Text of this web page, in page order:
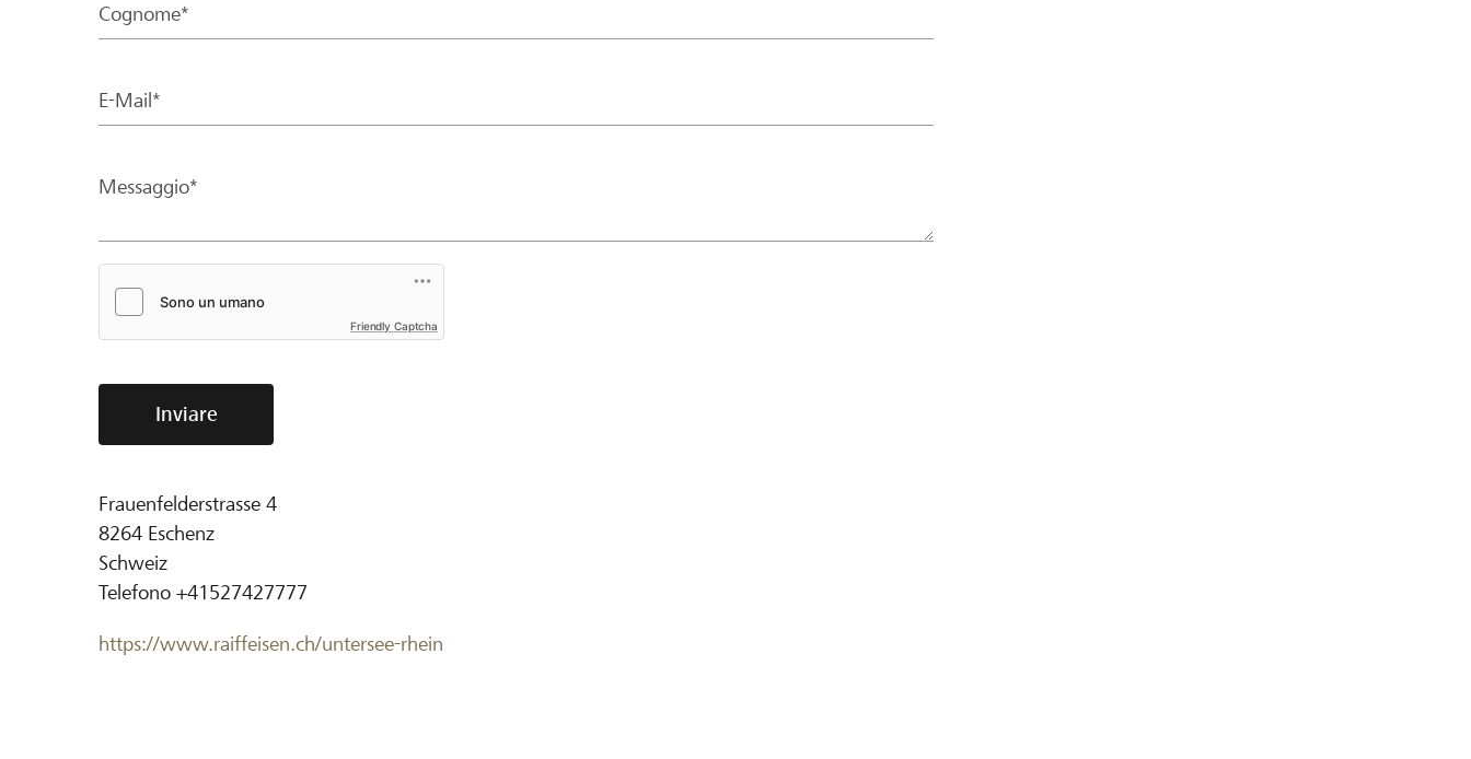
Cognome*
E-Mail*
Messaggio*
Friendly Captcha
Inviare
Frauenfelderstrasse 4
8264 Eschenz
Schweiz
Telefono +41527427777
https://www.raiffeisen.ch/untersee-rhein